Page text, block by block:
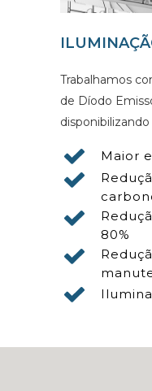
Trabalhamos
de Díodo
Maior
80%